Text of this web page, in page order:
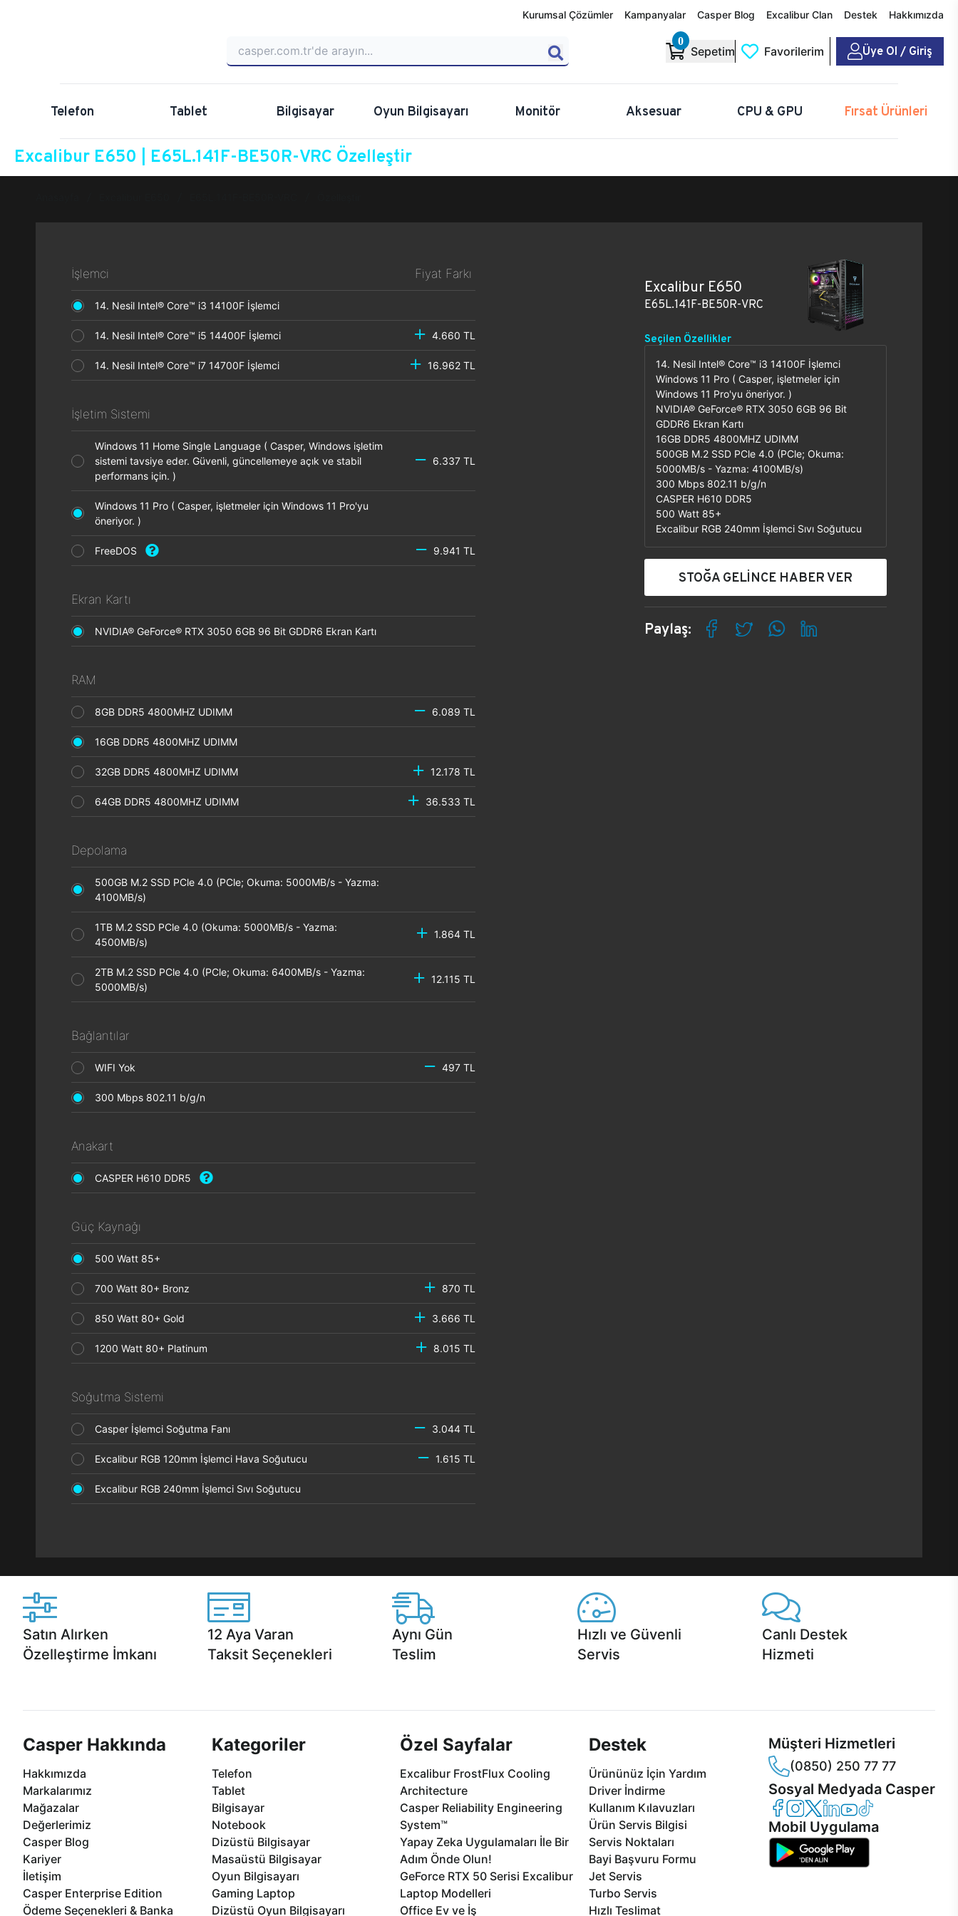
Kurumsal Çözümler Kampanyalar Casper Blog Excalibur Clan Destek Hakkımızda
0
Sepetim Favorilerim Üye Ol / Giriş
Telefon Tablet Bilgisayar Oyun Bilgisayarı Monitör Aksesuar CPU & GPU Fırsat Ürünleri
Excalibur E650 | E65L.141F-BE50R-VRC Özelleştir
İşlemci Fiyat Farkı
14. Nesil Intel® Core™ i3 14100F İşlemci
14. Nesil Intel® Core™ i5 14400F İşlemci 4.660 TL
14. Nesil Intel® Core™ i7 14700F İşlemci 16.962 TL
İşletim Sistemi
Windows 11 Home Single Language ( Casper, Windows işletim
sistemi tavsiye eder. Güvenli, güncellemeye açık ve stabil
performans için. )
6.337 TL
Windows 11 Pro ( Casper, işletmeler için Windows 11 Pro'yu
öneriyor. )
FreeDOS 9.941 TL
Ekran Kartı
NVIDIA® GeForce® RTX 3050 6GB 96 Bit GDDR6 Ekran Kartı
RAM
8GB DDR5 4800MHZ UDIMM 6.089 TL
16GB DDR5 4800MHZ UDIMM
32GB DDR5 4800MHZ UDIMM 12.178 TL
64GB DDR5 4800MHZ UDIMM 36.533 TL
Depolama
500GB M.2 SSD PCle 4.0 (PCle; Okuma: 5000MB/s - Yazma:
4100MB/s)
1TB M.2 SSD PCle 4.0 (Okuma: 5000MB/s - Yazma:
4500MB/s)
1.864 TL
2TB M.2 SSD PCle 4.0 (PCle; Okuma: 6400MB/s - Yazma:
5000MB/s)
12.115 TL
Bağlantılar
WIFI Yok 497 TL
300 Mbps 802.11 b/g/n
Anakart
CASPER H610 DDR5
Güç Kaynağı
500 Watt 85+
700 Watt 80+ Bronz 870 TL
850 Watt 80+ Gold 3.666 TL
1200 Watt 80+ Platinum 8.015 TL
Soğutma Sistemi
Casper İşlemci Soğutma Fanı 3.044 TL
Excalibur RGB 120mm İşlemci Hava Soğutucu 1.615 TL
Excalibur RGB 240mm İşlemci Sıvı Soğutucu
Excalibur E650
E65L.141F-BE50R-VRC
Seçilen Özellikler
14. Nesil Intel® Core™ i3 14100F İşlemci
Windows 11 Pro ( Casper, işletmeler için
Windows 11 Pro'yu öneriyor. )
NVIDIA® GeForce® RTX 3050 6GB 96 Bit
GDDR6 Ekran Kartı
16GB DDR5 4800MHZ UDIMM
500GB M.2 SSD PCle 4.0 (PCle; Okuma:
5000MB/s - Yazma: 4100MB/s)
300 Mbps 802.11 b/g/n
CASPER H610 DDR5
500 Watt 85+
Excalibur RGB 240mm İşlemci Sıvı Soğutucu
STOĞA GELİNCE HABER VER
Paylaş:
Satın Alırken
Özelleştirme İmkanı
12 Aya Varan
Taksit Seçenekleri
Aynı Gün
Teslim
Hızlı ve Güvenli
Servis
Canlı Destek
Hizmeti
Casper Hakkında
Hakkımızda
Markalarımız
Mağazalar
Değerlerimiz
Casper Blog
Kariyer
İletişim
Casper Enterprise Edition
Ödeme Seçenekleri & Banka
Kategoriler
Telefon
Tablet
Bilgisayar
Notebook
Dizüstü Bilgisayar
Masaüstü Bilgisayar
Oyun Bilgisayarı
Gaming Laptop
Dizüstü Oyun Bilgisayarı
Özel Sayfalar
Excalibur FrostFlux Cooling
Architecture
Casper Reliability Engineering
System™
Yapay Zeka Uygulamaları İle Bir
Adım Önde Olun!
GeForce RTX 50 Serisi Excalibur
Laptop Modelleri
Office Ev ve İş
Destek
Ürününüz İçin Yardım
Driver İndirme
Kullanım Kılavuzları
Ürün Servis Bilgisi
Servis Noktaları
Bayi Başvuru Formu
Jet Servis
Turbo Servis
Hızlı Teslimat
Müşteri Hizmetleri
(0850) 250 77 77
Sosyal Medyada Casper
Casper Facebook
Casper Instagram
Casper Twitter
Casper LinkedIn
Casper YouTube
Casper TikTok
Mobil Uygulama